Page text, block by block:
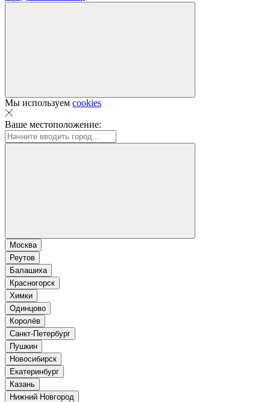
Мы используем cookies
Ваше местоположение:
Москва
Реутов
Балашиха
Красногорск
Химки
Одинцово
Королёв
Санкт-Петербург
Пушкин
Новосибирск
Екатеринбург
Казань
Нижний Новгород